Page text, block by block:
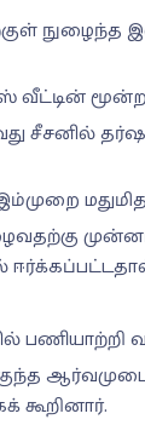
வீட்டின்
சீசனில்
கூறினார்.